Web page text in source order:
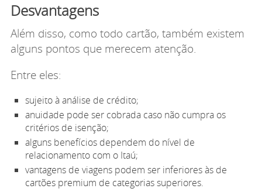
Desvantagens
Além disso, como todo cartão, também existem
alguns pontos que merecem atenção.
Entre eles:
sujeito à análise de crédito;
anuidade pode ser cobrada caso não cumpra os
critérios de isenção;
alguns benefícios dependem do nível de
relacionamento com o Itaú;
vantagens de viagens podem ser inferiores às de
cartões premium de categorias superiores.